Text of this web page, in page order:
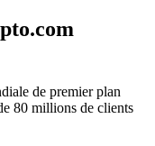
de premier plan
80 millions de clients